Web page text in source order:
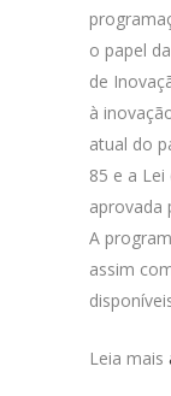
o papel
de
à
atual do
85 e a
aprovada
A
assim
Leia mais